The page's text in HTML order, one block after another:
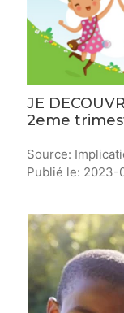
JE
2eme
Source:
Publié le: